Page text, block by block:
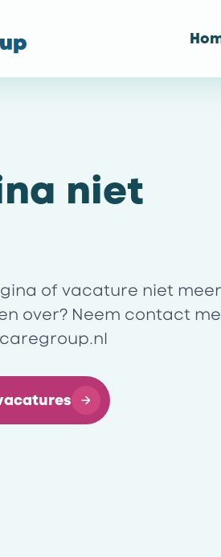
niet
of vacature niet meer
over? Neem contact